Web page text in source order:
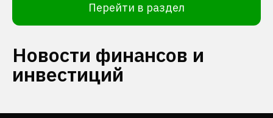
Перейти в раздел
Новости финансов и
инвестиций